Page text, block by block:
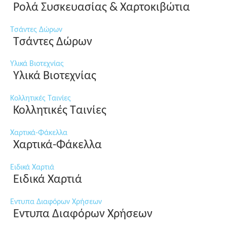
Ρολά Συσκευασίας & Χαρτοκιβώτια
Τσάντες Δώρων
Τσάντες Δώρων
Υλικά Βιοτεχνίας
Υλικά Βιοτεχνίας
Κολλητικές Ταινίες
Κολλητικές Ταινίες
Χαρτικά-Φάκελλα
Χαρτικά-Φάκελλα
Ειδικά Χαρτιά
Ειδικά Χαρτιά
Εντυπα Διαφόρων Χρήσεων
Εντυπα Διαφόρων Χρήσεων